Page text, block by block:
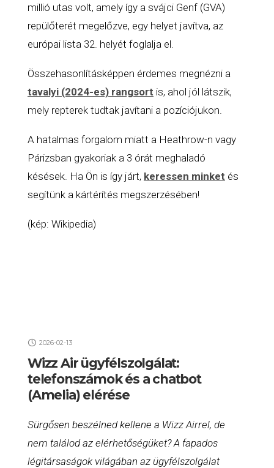
millió utas volt, amely így a svájci Genf (GVA)
repülőterét megelőzve, egy helyet javítva, az
európai lista 32. helyét foglalja el.
Összehasonlításképpen érdemes megnézni a
tavalyi (2024-es) rangsort is, ahol jól látszik,
mely repterek tudtak javítani a pozíciójukon.
A hatalmas forgalom miatt a Heathrow-n vagy
Párizsban gyakoriak a 3 órát meghaladó
késések. Ha Ön is így járt, keressen minket és
segítünk a kártérítés megszerzésében!
(kép: Wikipedia)
2026-02-13
Wizz Air ügyfélszolgálat:
telefonszámok és a chatbot
(Amelia) elérése
Sürgősen beszélned kellene a Wizz Airrel, de
nem találod az elérhetőségüket? A fapados
légitársaságok világában az ügyfélszolgálat